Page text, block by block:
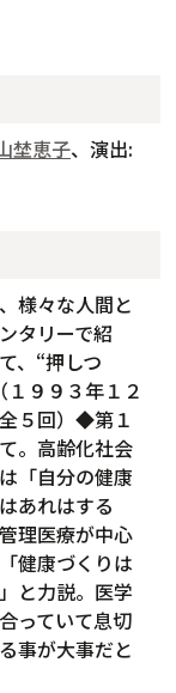
埜恵子、演出:
様々な人間と
タリーで紹
、“押しつ
９９３年１２
５回）◆第１
。高齢化社会
「自分の健康
あれはする
理医療が中心
健康づくりは
と力説。医学
っていて息切
事が大事だと